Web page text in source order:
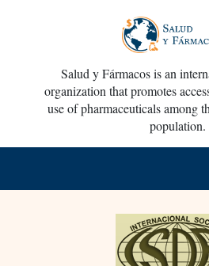
Salud y Fármacos is an
organization that promotes
use of pharmaceuticals among
population.